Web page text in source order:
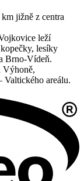
jižně z centra
leží
lesíky
Brno-Vídeň.
Výhoně,
areálu.